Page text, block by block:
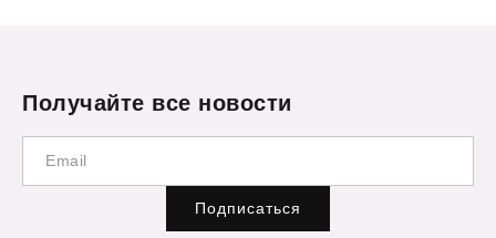
Получайте все новости
Подписаться